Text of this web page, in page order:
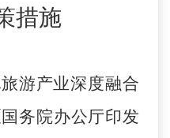
措施
游产业深度融合
务院办公厅印发